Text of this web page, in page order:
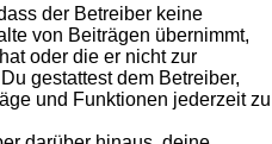
der Betreiber keine
von Beiträgen übernimmt,
oder die er nicht zur
gestattest dem Betreiber,
und Funktionen jederzeit zu